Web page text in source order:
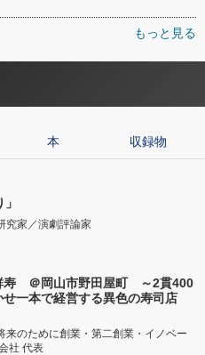
もっと見る
本 収録物
究家／演劇評論家
寿 ＠岡山市野田屋町 ～2貫400
せ一本で経営する異色の寿司店
来のために創業・第二創業・イノベー
社 代表